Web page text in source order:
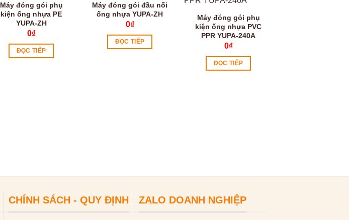
Máy đóng gói phụ
kiện ống nhựa PE
YUPA-ZH
0₫
ĐỌC TIẾP
Máy đóng gói đầu nối
ống nhựa YUPA-ZH
0₫
ĐỌC TIẾP
Máy đóng gói phụ
kiện ống nhựa PVC
PPR YUPA-240A
0₫
ĐỌC TIẾP
CHÍNH SÁCH - QUY ĐỊNH ZALO DOANH NGHIỆP